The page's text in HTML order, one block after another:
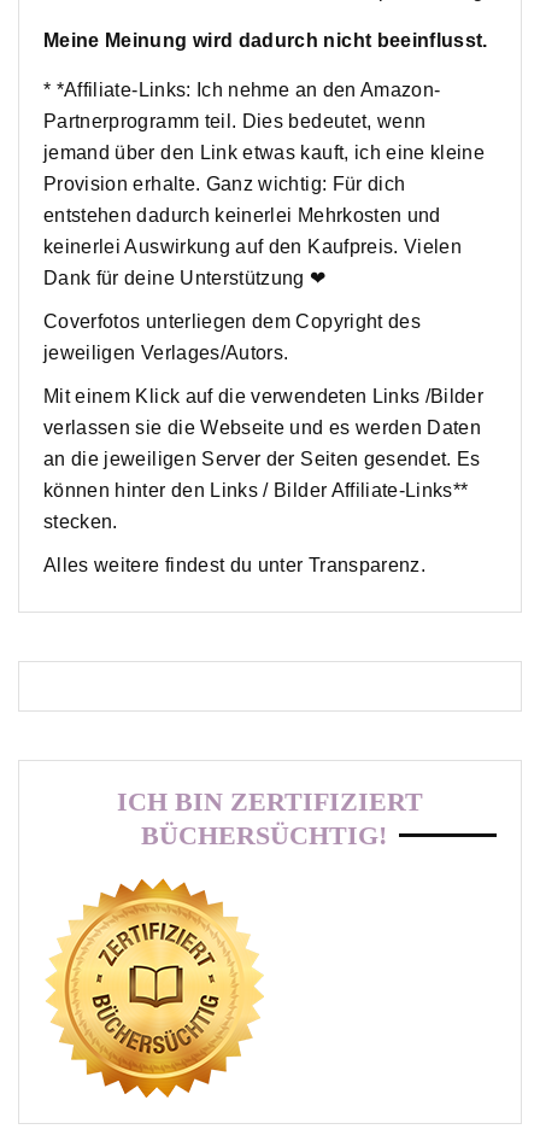
Meine Meinung wird dadurch nicht beeinflusst.
* *Affiliate-Links: Ich nehme an den Amazon-
Partnerprogramm teil. Dies bedeutet, wenn
jemand über den Link etwas kauft, ich eine kleine
Provision erhalte. Ganz wichtig: Für dich
entstehen dadurch keinerlei Mehrkosten und
keinerlei Auswirkung auf den Kaufpreis. Vielen
Dank für deine Unterstützung ❤
Coverfotos unterliegen dem Copyright des
jeweiligen Verlages/Autors.
Mit einem Klick auf die verwendeten Links /Bilder
verlassen sie die Webseite und es werden Daten
an die jeweiligen Server der Seiten gesendet. Es
können hinter den Links / Bilder Affiliate-Links**
stecken.
Alles weitere findest du unter Transparenz.
ICH BIN ZERTIFIZIERT
BÜCHERSÜCHTIG!